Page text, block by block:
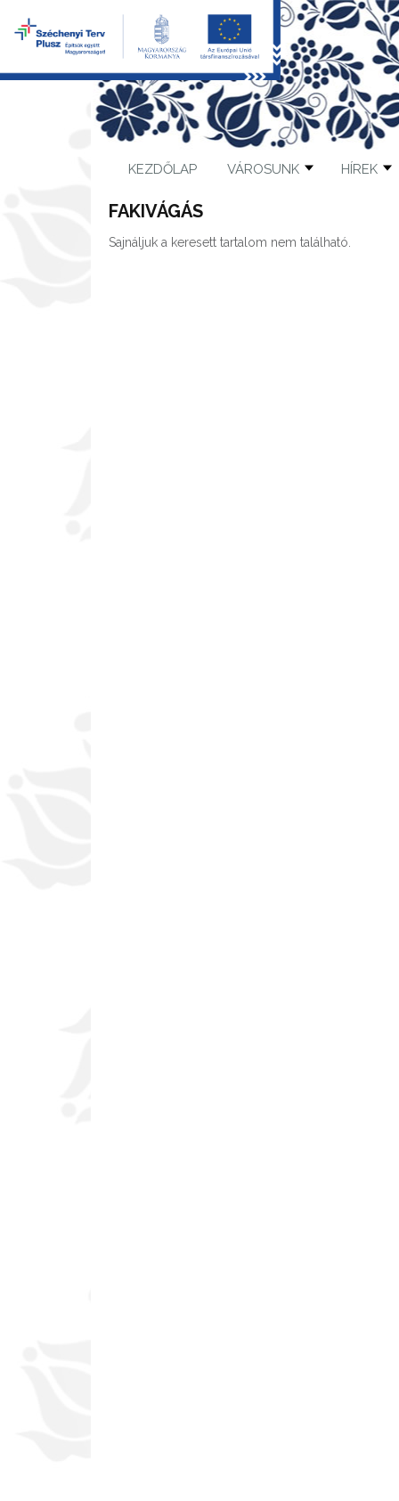
KEZDŐLAP VÁROSUNK HÍREK
FAKIVÁGÁS
Sajnáljuk a keresett tartalom nem található.